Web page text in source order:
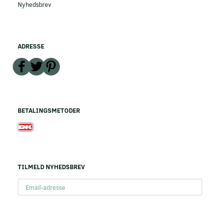
Nyhedsbrev
ADRESSE
BETALINGSMETODER
TILMELD NYHEDSBREV
adresse